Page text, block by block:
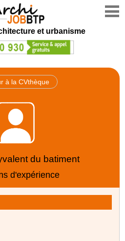
et urbanisme
à la CVthèque
du batiment
d'expérience